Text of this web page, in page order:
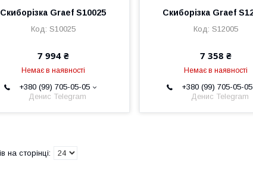
Скиборізка Graef S10025
S10025
7 994 ₴
Немає в наявності
+380 (99) 705-05-05
Денис Telegram
Скиборізка Graef
S12005
7 358 ₴
Немає в наявності
+380 (99) 705-05-05
Денис Telegram